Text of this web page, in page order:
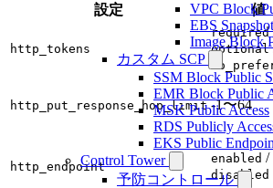
VPC Block
EBS
Image Block
カスタム SCP
SSM Block Public
EMR Block Public
MSK Public Access
RDS Publicly
EKS Public
Control Tower
予防コントロール
設定 値
http_tokens
required
optional
http_put_response_hop_limit -1〜64
http_endpoint
enabled /
disabled